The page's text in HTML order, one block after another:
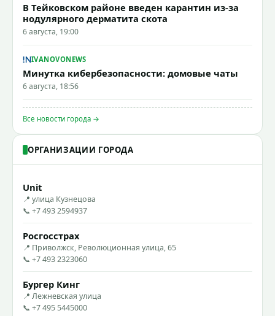
В Тейковском районе введен карантин из-за
нодулярного дерматита скота
6 августа, 19:00
IVANOVONEWS
Минутка кибербезопасности: домовые чаты
6 августа, 18:56
Все новости города →
ОРГАНИЗАЦИИ ГОРОДА
Unit
📍 улица Кузнецова
📞 +7 493 2594937
Росгосстрах
📍 Приволжск, Революционная улица, 65
📞 +7 493 2323060
Бургер Кинг
📍 Лежневская улица
📞 +7 495 5445000